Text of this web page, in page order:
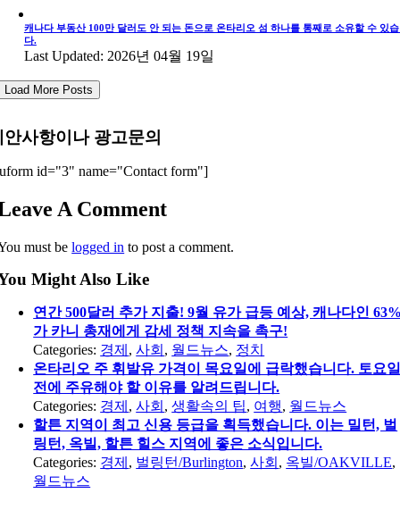
캐나다 부동산 100만 달러도 안 되는 돈으로 온타리오 섬 하나를 통째로 소유할 수 있
다.
Last Updated: 2026년 04월 19일
Load More Posts
안사항이나 광고문의
id="3" name="Contact form"]
A Comment
must belogged in to post a comment.
Might Also Like
연간 500달러 추가 지출! 9월 유가 급등 예상, 캐나다인
가 카니 총재에게 감세 정책 지속을 촉구!
Categories: 경제 ,사회 , 월드뉴스, 정치
온타리오 주 휘발유 가격이 목요일에 급락했습니다. 토요
전에 주유해야 할 이유를 알려드립니다.
Categories: 경제 ,사회 ,생활속의 팁, 여행, 월드뉴스
할튼 지역이 최고 신용 등급을 획득했습니다. 이는 밀턴, 벌
링턴, 옥빌, 할튼 힐스 지역에 좋은 소식입니다.
Categories: 경제 , 벌링턴/Burlington,사회 , 옥빌/OAKVILLE,
월드뉴스